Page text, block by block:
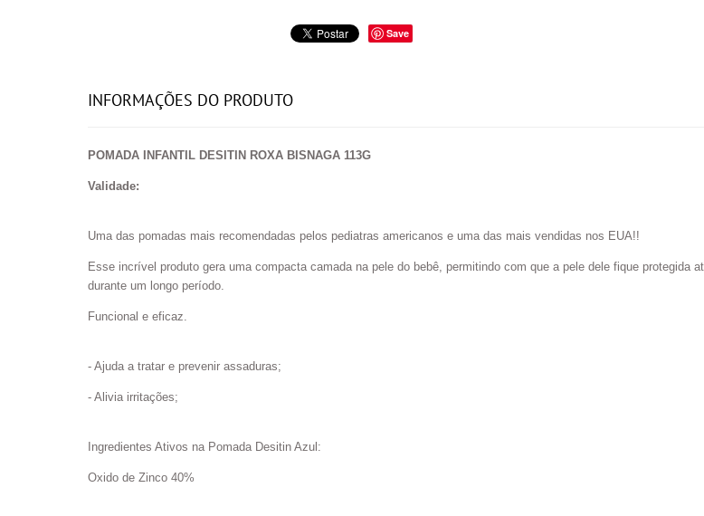
Save
INFORMAÇÕES DO PRODUTO
POMADA INFANTIL DESITIN ROXA BISNAGA 113G
Validade:
Uma das pomadas mais recomendadas pelos pediatras americanos e uma das mais vendidas nos EUA!!
Esse incrível produto gera uma compacta camada na pele do bebê, permitindo com que a pele dele fique protegida
durante um longo período.
Funcional e eficaz.
- ​Ajuda a tratar e prevenir assaduras;
- Alivia irritações;
Ingredientes Ativos na Pomada Desitin Azul:
Oxido de Zinco 40%